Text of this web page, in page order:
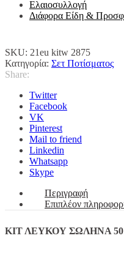
Ελαιοσυλλογή
Διάφορα Είδη &
SKU: 21eu kitw 2875
Κατηγορία: Σετ Ποτίσματος
Share:
Twitter
Facebook
VK
Pinterest
Mail to friend
Linkedin
Whatsapp
Skype
Περιγραφή
Επιπλέον
ΚΙΤ ΛΕΥΚΟΥ ΣΩΛΗΝΑ